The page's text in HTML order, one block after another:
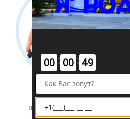
Cогласие на
медицинское
вмешательство
00 : 00 : 49